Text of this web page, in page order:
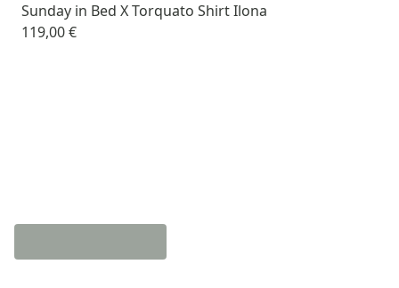
Sunday in Bed X Torquato Shirt Ilona
119,00 €